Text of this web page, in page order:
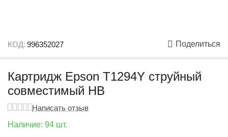
КОД: 996352027 Поделиться
Картридж Epson T1294Y струйный
совместимый HB
Написать отзыв
Наличие: 94 шт.